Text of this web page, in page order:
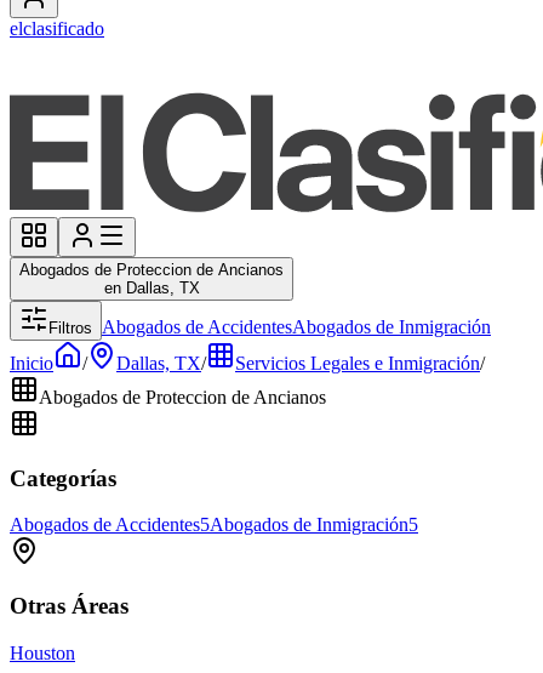
elclasificado
Abogados de Proteccion de Ancianos
en Dallas, TX
Filtros Abogados de AccidentesAbogados de Inmigración
Inicio
/ Dallas, TX/ Servicios Legales e Inmigración/
Abogados de Proteccion de Ancianos
Categorías
Abogados de Accidentes5Abogados de Inmigración5
Otras Áreas
Houston